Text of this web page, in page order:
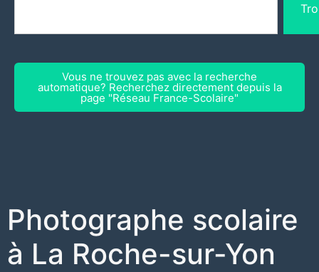
Vous ne trouvez pas avec la recherche
automatique? Recherchez directement depuis la
page "Réseau France-Scolaire"
Photographe scolaire
à La Roche-sur-Yon